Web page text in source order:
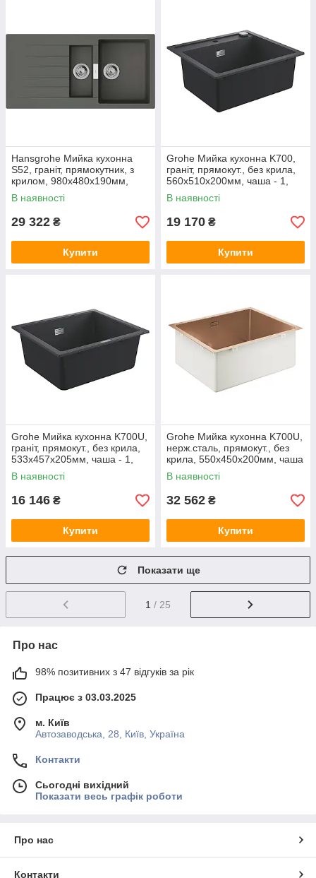
Hansgrohe Мийка кухонна
S52, граніт, прямокутник, з
крилом, 980х480х190мм,
чаша - 1.5, врізна, сірий
камінь
В наявності
29 322 ₴
Купити
Grohe Мийка кухонна K700,
граніт, прямокут., без крила,
560x510x200мм, чаша - 1,
врізна, чорний граніт
В наявності
19 170 ₴
Купити
Grohe Мийка кухонна K700U,
граніт, прямокут., без крила,
533x457x205мм, чаша - 1,
врізна/під стільницю, чорний
граніт
В наявності
16 146 ₴
Купити
Grohe Мийка кухонна K700U,
нерж.сталь, прямокут., без
крила, 550x450x200мм, чаша
- 1, уніврсальна, матовий
теплий захід сонця
В наявності
32 562 ₴
Купити
Показати ще
1 / 25
Про нас
98% позитивних з 47 відгуків за рік
Працює з 03.03.2025
м. Київ
Автозаводська, 28, Київ, Україна
Контакти
Сьогодні вихідний
Показати весь графік роботи
Про нас
Контакти